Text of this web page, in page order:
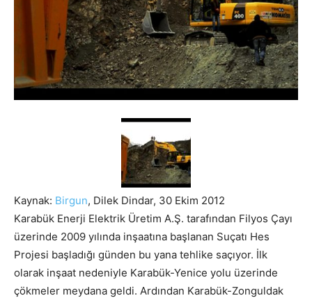
Kaynak: Birgun, Dilek Dindar, 30 Ekim 2012
Karabük Enerji Elektrik Üretim A.Ş. tarafından Filyos Çayı
üzerinde 2009 yılında inşaatına başlanan Suçatı Hes
Projesi başladığı günden bu yana tehlike saçıyor. İlk
olarak inşaat nedeniyle Karabük-Yenice yolu üzerinde
çökmeler meydana geldi. Ardından Karabük-Zonguldak